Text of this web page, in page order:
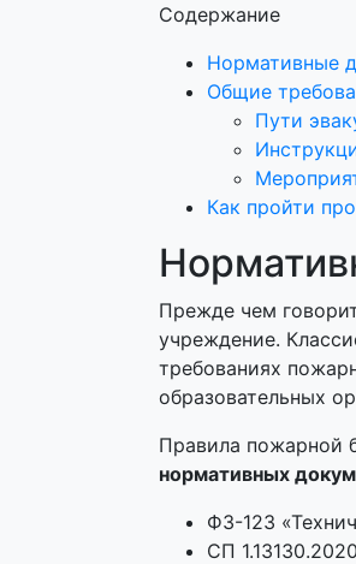
Содержание
Нормативные
Общие
Пути
Как пройти
Прежде чем
учреждение.
требованиях
образовательных
Правила пожарной
нормативных
ФЗ-123
СП